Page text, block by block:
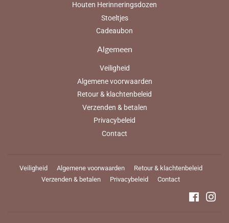
Houten Herinneringsdozen
Stoeltjes
Cadeaubon
Algemeen
Veiligheid
Algemene voorwaarden
Retour & klachtenbeleid
Verzenden & betalen
Privacybeleid
Contact
Veiligheid Algemene voorwaarden
Retour & klachtenbeleid
Verzenden & betalen
Privacybeleid Contact